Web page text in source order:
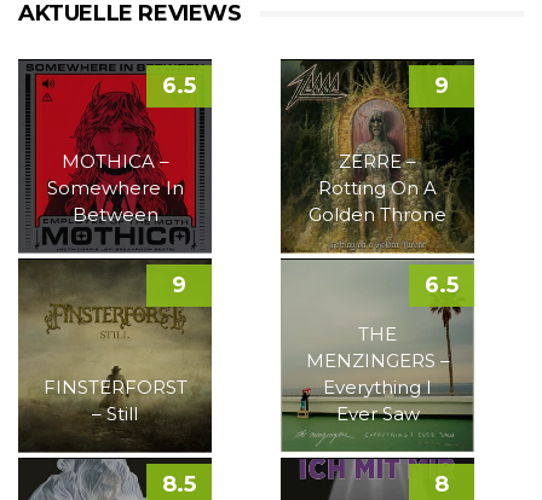
AKTUELLE REVIEWS
MOTHICA –
Somewhere In
Between
6.5
ZERRE –
Rotting On A
Golden Throne
9
FINSTERFORST
– Still
9
THE
MENZINGERS –
Everything I
Ever Saw
6.5
8.5 8